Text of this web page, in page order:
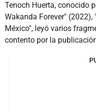
Tenoch Huerta, conocido
Wakanda Forever" (2022),
México", leyó varios
contento por la